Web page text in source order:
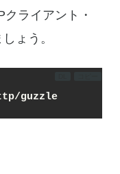
ライアント・
ょう。
guzzle